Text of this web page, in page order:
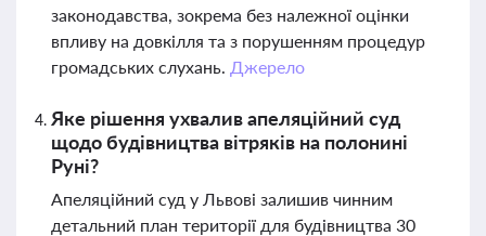
законодавства, зокрема без належної оцінки
впливу на довкілля та з порушенням процедур
громадських слухань. Джерело
Яке рішення ухвалив апеляційний суд
щодо будівництва вітряків на полонині
Руні?
Апеляційний суд у Львові залишив чинним
детальний план території для будівництва 30